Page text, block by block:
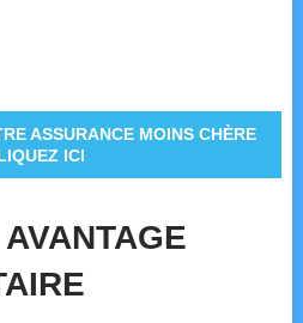
ASSURANCE MOINS CHÈRE
ICI
AVANTAGE